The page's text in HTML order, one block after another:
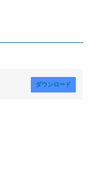
ダウンロード